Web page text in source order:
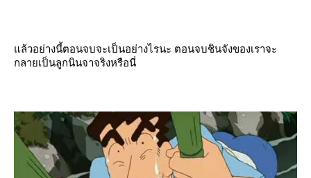
ล้วอย่างนี้ตอนจบจะเป็นอย่างไรนะ ตอนจบชินจังของเราจะ
กลายเป็นลูกนินจาจริงหรือนี่